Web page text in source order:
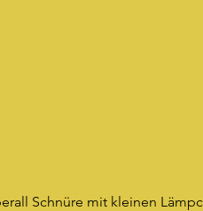
Schnüre mit kleinen